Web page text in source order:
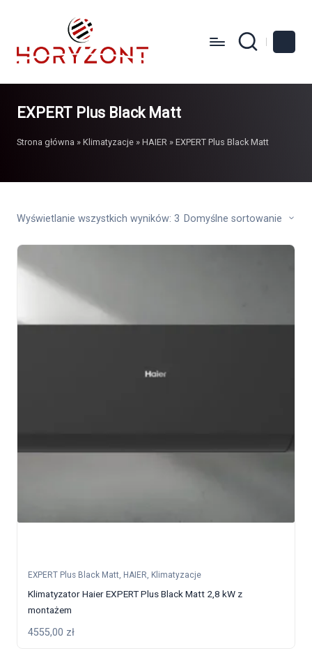
EXPERT Plus Black Matt
Strona główna » Klimatyzacje » HAIER » EXPERT Plus Black Matt
Wyświetlanie wszystkich wyników: 3 Domyślne sortowanie
EXPERT Plus Black Matt, HAIER, Klimatyzacje
Klimatyzator Haier EXPERT Plus Black Matt 2,8 kW z
montażem
4555,00 zł